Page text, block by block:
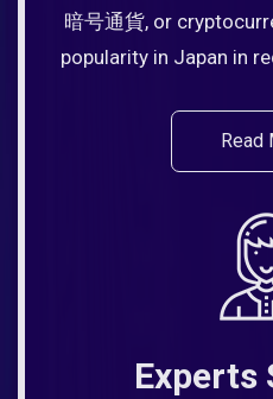
暗号通貨, or
popularity in Japan in
Read
Experts